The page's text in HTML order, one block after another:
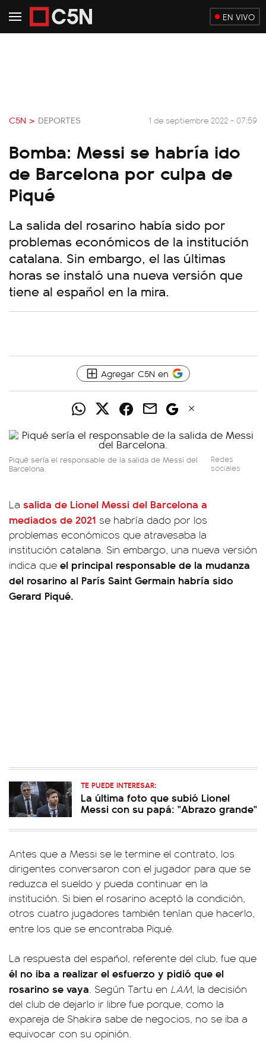
EN VIVO
C5N > DEPORTES 1 de septiembre 2022 - 07:59
Bomba: Messi se habría ido
de Barcelona por culpa de
Piqué
La salida del rosarino había sido por
problemas económicos de la institución
catalana. Sin embargo, el las últimas
horas se instaló una nueva versión que
tiene al español en la mira.
Agregar C5N en
Piqué sería el responsable de la salida de Messi del
Barcelona.
Redes
sociales
La salida de Lionel Messi del Barcelona a
mediados de 2021 se habría dado por los
problemas económicos que atravesaba la
institución catalana. Sin embargo, una nueva versión
indica que el principal responsable de la mudanza
del rosarino al París Saint Germain habría sido
Gerard Piqué.
TE PUEDE INTERESAR:
La última foto que subió Lionel
Messi con su papá: "Abrazo grande"
Antes que a Messi se le termine el contrato, los
dirigentes conversaron con el jugador para que se
reduzca el sueldo y pueda continuar en la
institución. Si bien el rosarino aceptó la condición,
otros cuatro jugadores también tenían que hacerlo,
entre los que se encontraba Piqué.
La respuesta del español, referente del club, fue que
él no iba a realizar el esfuerzo y pidió que el
rosarino se vaya. Según Tartu en LAM, la decisión
del club de dejarlo ir libre fue porque, como la
expareja de Shakira sabe de negocios, no se iba a
equivocar con su opinión.